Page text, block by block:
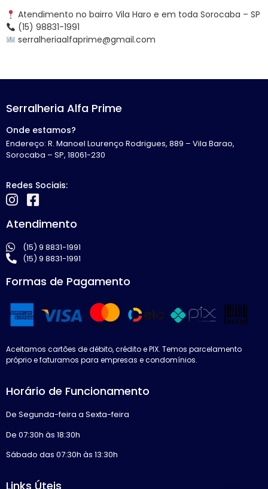
Atendimento no bairro Vila Haro e em toda Sorocaba – SP
(15) 98831-1991
serralheriaalfaprime@gmail.com
Serralheria Alfa Prime
Onde estamos?
Endereço: R. Manoel Lourenço Rodrigues, 889 – Vila Barao,
Sorocaba – SP, 18061-230
Redes Sociais:
Atendimento
(15) 9 8831-1991
(15) 9 8831-1991
Formas de Pagamento
Aceitamos cartões de débito, crédito e PIX. Temos parcelamento
próprio e faturamos para empresas e condomínios.
Horário de Funcionamento
De Segunda-feira a Sexta-feira
De 07:30h às 18:30h
Sábado das 07:30h às 13:30h
Links Úteis